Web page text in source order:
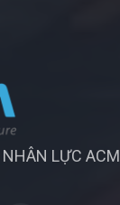
LỰC ACM